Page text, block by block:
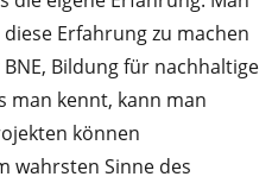
Erfahrung zu machen
Bildung für nachhaltige
man kennt, kann man
können
wahrsten Sinne des